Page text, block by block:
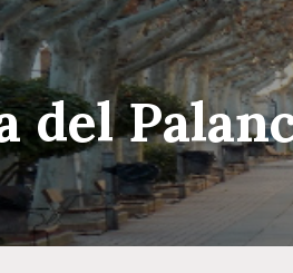
del